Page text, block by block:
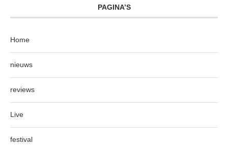
PAGINA’S
Home
nieuws
reviews
Live
festival